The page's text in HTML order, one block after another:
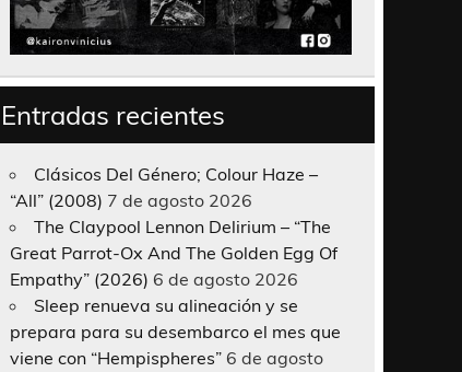
Entradas recientes
Clásicos Del Género; Colour Haze –
“All” (2008) 7 de agosto 2026
The Claypool Lennon Delirium – “The
Great Parrot-Ox And The Golden Egg Of
Empathy” (2026) 6 de agosto 2026
Sleep renueva su alineación y se
prepara para su desembarco el mes que
viene con “Hempispheres” 6 de agosto